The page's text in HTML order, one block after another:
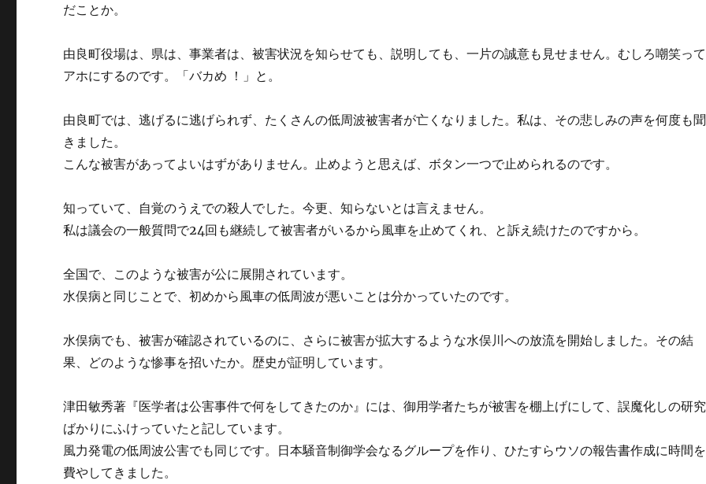
だことか。
由良町役場は、県は、事業者は、被害状況を知らせても、説明しても、一片の誠意も見せません。むしろ嘲笑って
アホにするのです。「バカめ ！」と。
由良町では、逃げるに逃げられず、たくさんの低周波被害者が亡くなりました。私は、その悲しみの声を何度も聞
きました。
こんな被害があってよいはずがありません。止めようと思えば、ボタン一つで止められるのです。
知っていて、自覚のうえでの殺人でした。今更、知らないとは言えません。
私は議会の一般質問で24回も継続して被害者がいるから風車を止めてくれ、と訴え続けたのですから。
全国で、このような被害が公に展開されています。
水俣病と同じことで、初めから風車の低周波が悪いことは分かっていたのです。
水俣病でも、被害が確認されているのに、さらに被害が拡大するような水俣川への放流を開始しました。その結
果、どのような惨事を招いたか。歴史が証明しています。
津田敏秀著『医学者は公害事件で何をしてきたのか』には、御用学者たちが被害を棚上げにして、誤魔化しの研究
ばかりにふけっていたと記しています。
風力発電の低周波公害でも同じです。日本騒音制御学会なるグループを作り、ひたすらウソの報告書作成に時間を
費やしてきました。